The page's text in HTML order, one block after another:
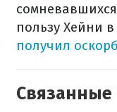
пользу Хейни
получил
Связанные